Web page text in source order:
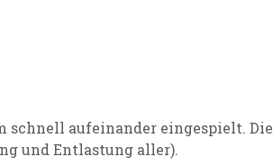
schnell aufeinander eingespielt. Die
und Entlastung aller).